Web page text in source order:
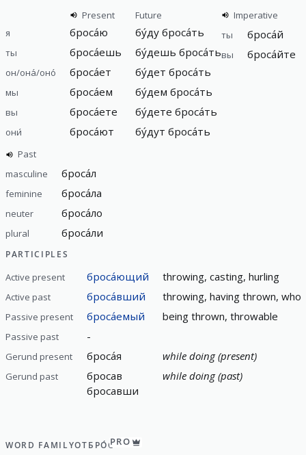
Present
Future
я
броса́ю бу́ду броса́ть
ты броса́ешь бу́дешь броса́ть
он/она́/оно́ броса́ет бу́дет броса́ть
мы броса́ем бу́дем броса́ть
вы броса́ете бу́дете броса́ть
они́ броса́ют бу́дут броса́ть
Imperative
ты
броса́й
вы броса́йте
Past
masculine
броса́л
feminine броса́ла
neuter броса́ло
plural броса́ли
PARTICIPLES
Active present броса́ющий throwing, casting, hurling
Active past броса́вший throwing, having thrown, who
Passive present броса́емый being thrown, throwable
Passive past -
Gerund present броса́я while doing (present)
Gerund past
бросав
бросавши
while doing (past)
WORD FAMILYОТБРО́СPRO